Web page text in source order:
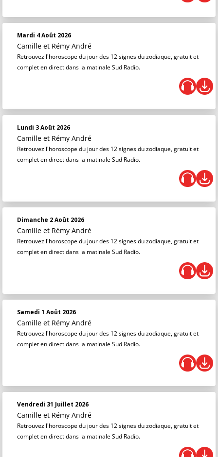
Mardi 4 Août 2026
Camille et Rémy André
Retrouvez l'horoscope du jour des 12 signes du zodiaque, gratuit et
complet en direct dans la matinale Sud Radio.
Lundi 3 Août 2026
Camille et Rémy André
Retrouvez l'horoscope du jour des 12 signes du zodiaque, gratuit et
complet en direct dans la matinale Sud Radio.
Dimanche 2 Août 2026
Camille et Rémy André
Retrouvez l'horoscope du jour des 12 signes du zodiaque, gratuit et
complet en direct dans la matinale Sud Radio.
Samedi 1 Août 2026
Camille et Rémy André
Retrouvez l'horoscope du jour des 12 signes du zodiaque, gratuit et
complet en direct dans la matinale Sud Radio.
Vendredi 31 Juillet 2026
Camille et Rémy André
Retrouvez l'horoscope du jour des 12 signes du zodiaque, gratuit et
complet en direct dans la matinale Sud Radio.